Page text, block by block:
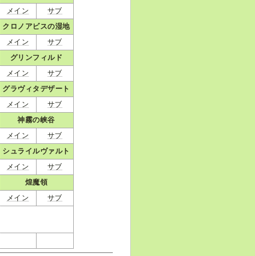
メイン
サブ
クロノアビスの湿地
メイン
サブ
グリンフィルド
メイン
サブ
グラヴィタデザート
メイン
サブ
神霧の峡谷
メイン
サブ
シュライルヴァルト
メイン
サブ
煌魔領
メイン サブ